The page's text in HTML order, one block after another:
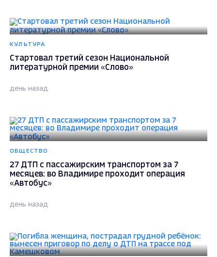
КУЛЬТУРА
Стартовал третий сезон Национальной
литературной премии «Слово»
день назад
ОБЩЕСТВО
27 ДТП с пассажирским транспортом за 7
месяцев: во Владимире проходит операция
«Автобус»
день назад